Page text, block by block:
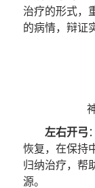
治疗的形式，
的病情，辩证
左右开弓
恢复，在保持
归纳治疗，帮
源。